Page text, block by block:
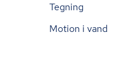
Tegning
Motion i vand